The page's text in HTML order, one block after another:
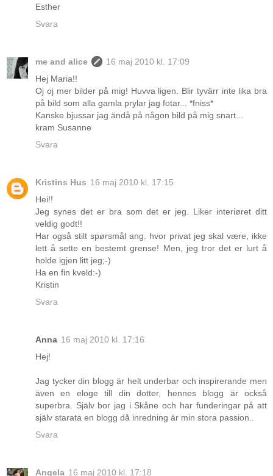
Esther
Svara
me and alice
16 maj 2010 kl. 17:09
Hej Maria!!
Oj oj mer bilder på mig! Huvva ligen. Blir tyvärr inte lika bra
på bild som alla gamla prylar jag fotar... *fniss*
Kanske bjussar jag ändå på någon bild på mig snart...
kram Susanne
Svara
Kristins Hus 16 maj 2010 kl. 17:15
Hei!!
Jeg synes det er bra som det er jeg. Liker interiøret ditt
veldig godt!!
Har også stilt spørsmål ang. hvor privat jeg skal være, ikke
lett å sette en bestemt grense! Men, jeg tror det er lurt å
holde igjen litt jeg;-)
Ha en fin kveld:-)
Kristin
Svara
Anna 16 maj 2010 kl. 17:16
Hej!
Jag tycker din blogg är helt underbar och inspirerande men
även en eloge till din dotter, hennes blogg är också
superbra. Själv bor jag i Skåne och har funderingar på att
själv starata en blogg då inredning är min stora passion..
Svara
Angela 16 maj 2010 kl. 17:18